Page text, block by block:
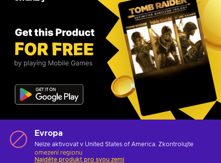
Evropa
Nelze aktivovat v United States of America. Zkontrolujte
omezení regionu
Najděte produkt pro svou zemi